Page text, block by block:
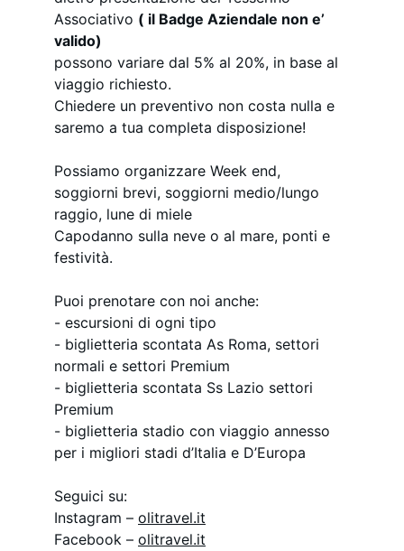
Associativo ( il Badge Aziendale non e’
valido)
possono variare dal 5% al 20%, in base al
viaggio richiesto.
Chiedere un preventivo non costa nulla e
saremo a tua completa disposizione!
Possiamo organizzare Week end,
soggiorni brevi, soggiorni medio/lungo
raggio, lune di miele
Capodanno sulla neve o al mare, ponti e
festività.
Puoi prenotare con noi anche:
- escursioni di ogni tipo
- biglietteria scontata As Roma, settori
normali e settori Premium
- biglietteria scontata Ss Lazio settori
Premium
- biglietteria stadio con viaggio annesso
per i migliori stadi d’Italia e D’Europa
Seguici su:
Instagram – olitravel.it
Facebook – olitravel.it